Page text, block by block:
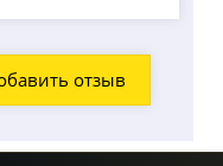
отзыв